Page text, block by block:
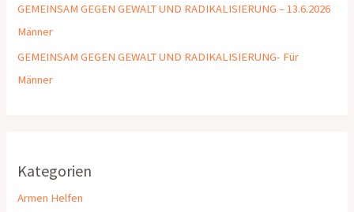
GEMEINSAM GEGEN GEWALT UND RADIKALISIERUNG – 13.6.2026
Männer
GEMEINSAM GEGEN GEWALT UND RADIKALISIERUNG- Für
Männer
Kategorien
Armen Helfen